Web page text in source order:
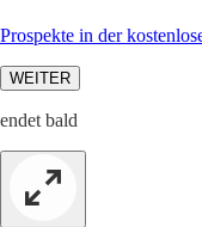
Prospekte in der
WEITER
endet bald